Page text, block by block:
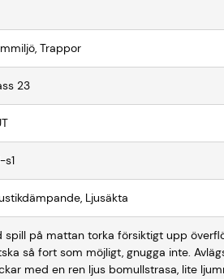
Trappor
23
s1
Ljusäkta
spill på mattan torka försiktigt upp
så fort som möjligt, gnugga inte.
med en ren ljus bomullstrasa, lite